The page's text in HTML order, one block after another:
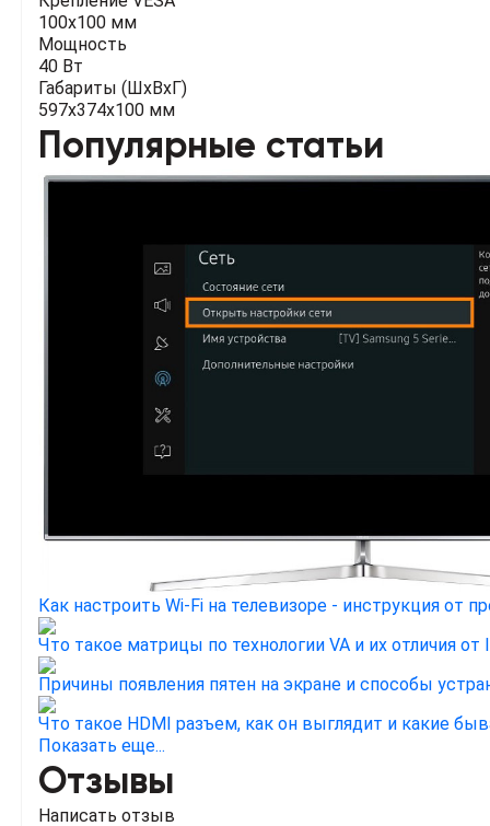
100х100 мм
Мощность
40 Вт
Габариты (ШхВхГ)
597x374x100 мм
Популярные статьи
Как настроить Wi-Fi на телевизоре - инструкция от
Что такое матрицы по технологии VA и их отличия от
Причины появления пятен на экране и способы
Что такое HDMI разъем, как он выглядит и какие
Показать еще...
Отзывы
Написать отзыв